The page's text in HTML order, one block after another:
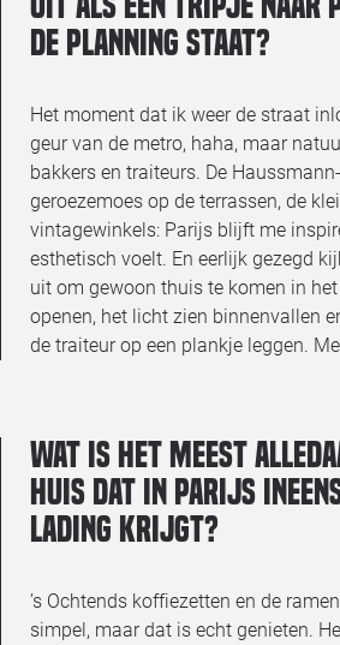
de planning staat?
Het moment dat ik weer de straat
geur van de metro, haha, maar
bakkers en traiteurs. De
geroezemoes op de terrassen, de
vintagewinkels: Parijs blijft me
esthetisch voelt. En eerlijk gezegd
uit om gewoon thuis te komen in
openen, het licht zien binnenvallen
de traiteur op een plankje leggen.
Wat is het meest
huis dat in Parijs
lading krijgt?
’s Ochtends koffiezetten en de
simpel, maar dat is echt genieten.